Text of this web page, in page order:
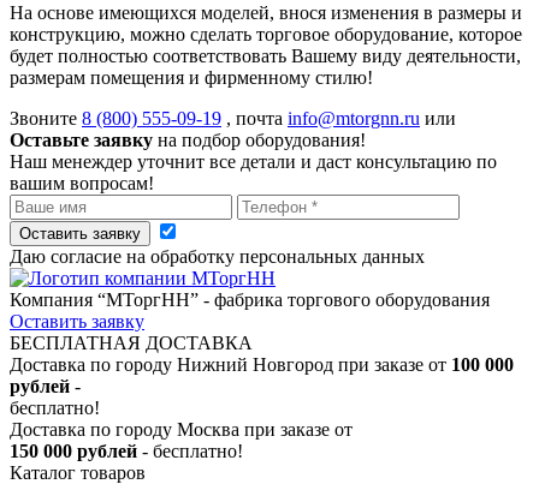
На основе имеющихся моделей, внося изменения в размеры и
конструкцию, можно сделать торговое оборудование, которое
будет полностью соответствовать Вашему виду деятельности,
размерам помещения и фирменному стилю!
Звоните 8 (800) 555-09-19 , почта info@mtorgnn.ru или
Оставьте заявку на подбор оборудования!
Наш менеждер уточнит все детали и даст консультацию по
вашим вопросам!
Оставить заявку
Даю согласие на обработку персональных данных
Компания “МТоргНН” - фабрика торгового оборудования
Оставить заявку
БЕСПЛАТНАЯ ДОСТАВКА
Доставка по городу Нижний Новгород при заказе от 100 000
рублей -
бесплатно!
Доставка по городу Москва при заказе от
150 000 рублей - бесплатно!
Каталог товаров